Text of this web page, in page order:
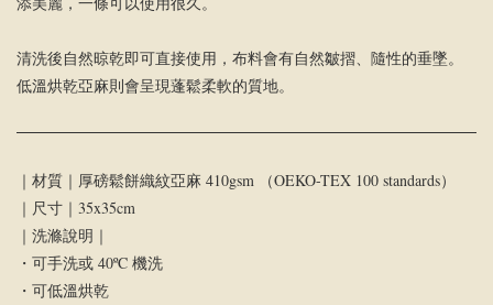
清洗後自然晾乾即可直接使用，布料會有自然皺摺、隨性的垂墜。
低溫烘乾亞麻則會呈現蓬鬆柔軟的質地。
｜材質｜厚磅鬆餅織紋亞麻 410gsm （OEKO-TEX 100 standards）
｜尺寸｜35x35cm
｜洗滌說明｜
・可手洗或 40ºC 機洗
・可低溫烘乾